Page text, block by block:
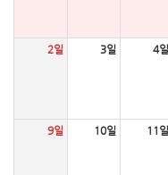
2일 3일 4일
9일 10일 11일